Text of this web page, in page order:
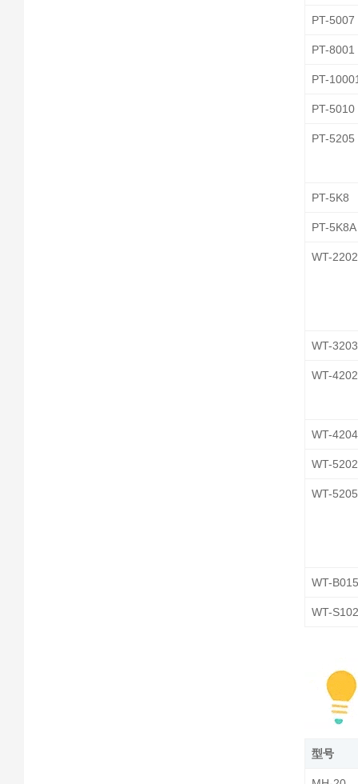
PT-5007
PT-8001
PT-
PT-5010
PT-5205
PT-5K8
PT-5K8A
WT-2202
WT-3203
WT-4202
WT-4204
WT-5202
WT-5205
WT-
WT-
型号